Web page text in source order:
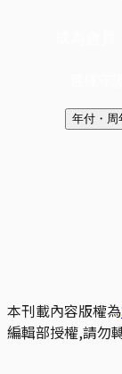
年付・周
本刊載內容版權為
編輯部授權,請勿